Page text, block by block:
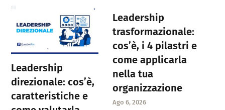
Leadership
direzionale: cos’è,
caratteristiche e
Leadership
trasformazionale:
cos’è, i 4 pilastri e
come applicarla
nella tua
organizzazione
Ago 6, 2026